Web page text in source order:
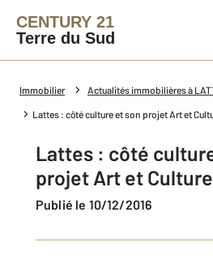
CENTURY 21
Terre du Sud
Immobilier Actualités immobilières à
Lattes : côté culture et son projet Art et
Lattes : côté
projet Art et Culture
Publié le 10/12/2016